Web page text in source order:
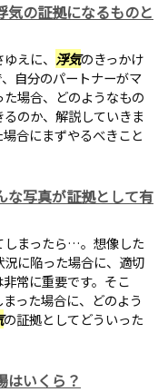
気の証拠になるものと
えに、 浮気のきっかけ
自分のパートナーがマ
場合、どのようなもの
のか、解説していきま
合にまずやるべきこと
な写真が証拠として有
しまったら…。想像した
に陥った場合に、適切
常に重要です。そこ
った場合に、どのよう
の証拠としてどういった
はいくら？